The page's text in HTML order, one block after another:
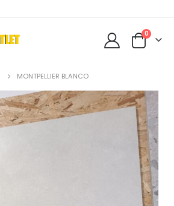
0
MONTPELLIER BLANCO